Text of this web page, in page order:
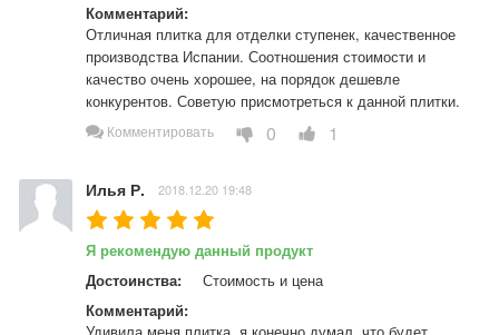
Комментарий:
Отличная плитка для отделки ступенек, качественное
производства Испании. Соотношения стоимости и
качество очень хорошее, на порядок дешевле
конкурентов. Советую присмотреться к данной плитки.
Комментировать 0 1
Илья Р. 2018.12.20 19:48
Я рекомендую данный продукт
Достоинства:
Стоимость и цена
Комментарий:
Удивила меня плитка, я конечно думал, что будет